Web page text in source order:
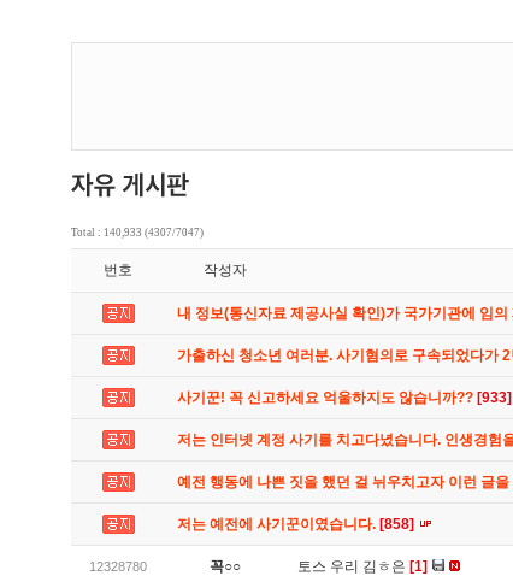
Total : 140,933 (4307/7047)
번호 작성자
내 정보(통신자료 제공사실 확인)가 국가기관에 임
가출하신 청소년 여러분. 사기혐의로 구속되었다가
사기꾼! 꼭 신고하세요 억울하지도 않습니까?? [933]
저는 인터넷 계정 사기를 치고다녔습니다. 인생경험
예전 행동에 나쁜 짓을 했던 걸 뉘우치고자 이런 글을
저는 예전에 사기꾼이였습니다. [858]
12328780 꼭○○ 토스 우리 김ㅎ은 [1]